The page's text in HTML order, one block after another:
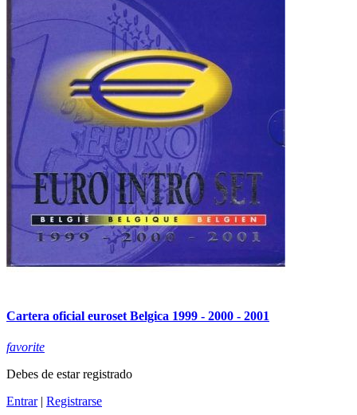
Cartera oficial euroset Belgica 1999 - 2000 - 2001
favorite
Debes de estar registrado
Entrar| Registrarse